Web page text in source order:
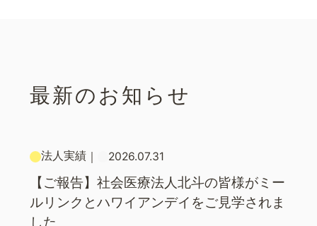
最新のお知らせ
法人実績｜ 2026.07.31
【ご報告】社会医療法人北斗の皆様がミー
ルリンクとハワイアンデイをご見学されま
した